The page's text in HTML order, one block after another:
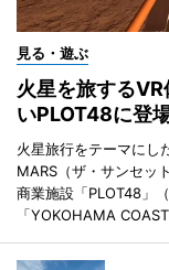
見る・遊ぶ
火星を旅する
いPLOT48に登
火星旅行をテーマにし
MARS（ザ・サンセッ
商業施設「PLOT48」
「YOKOHAMA